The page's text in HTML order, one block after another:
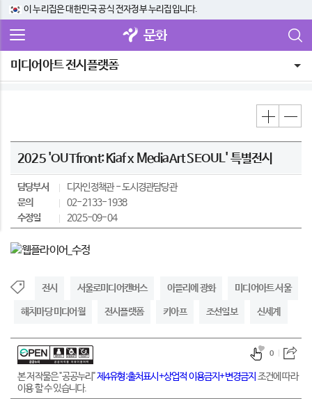
이 누리집은 대한민국 공식 전자정부 누리집입니다.
문화
미디어아트 전시플랫폼
2025 'OUTfront: Kiaf x MediaArt SEOUL' 특별전시
담당부서 디자인정책관
도시경관담당관
문의
02-2133-1938
수정일
2025-09-04
전시 서울로미디어캔버스 아뜰리에 광화 미디어아트 서울
해치마당 미디어월 전시플랫폼 키아프 조선일보 신세계
본 저작물은 "공공누리"제4유형:출처표시+상업적 이용금지+변경금지 조건에 따라
이용 할 수 있습니다.
0